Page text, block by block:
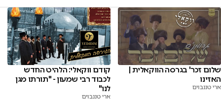
שלום זכר' בגרסה הווקאלית |
האזינו
ארי טננבוים
קודם ווקאלי: הלהיט החדש
לכבוד רבי שמעון - "תורתו מגן
לנו"
ארי טננבוים